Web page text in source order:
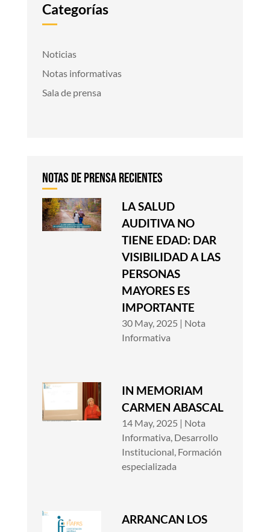
Categorías
Noticias
Notas informativas
Sala de prensa
LA SALUD
AUDITIVA NO
TIENE EDAD: DAR
VISIBILIDAD A LAS
PERSONAS
MAYORES ES
IMPORTANTE
30 May, 2025 | Nota
Informativa
IN MEMORIAM
CARMEN ABASCAL
14 May, 2025 | Nota
Informativa, Desarrollo
Institucional, Formación
especializada
ARRANCAN LOS